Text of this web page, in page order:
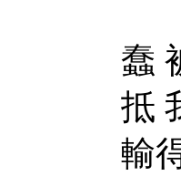
蠢
抵
輸